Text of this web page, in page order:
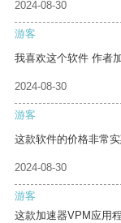
2024-08-30
游客
我喜欢这个软件 作者
2024-08-30
游客
这款软件的价格非常实
2024-08-30
游客
这款加速器VPM应用